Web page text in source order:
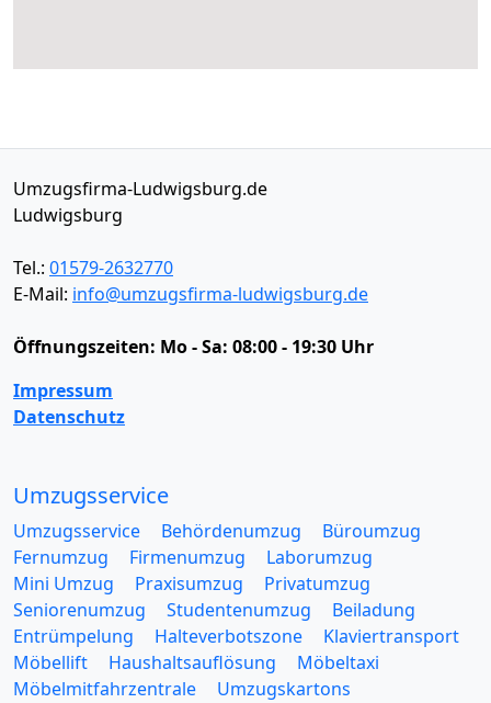
Umzugsfirma-Ludwigsburg.de
Ludwigsburg
Tel.: 01579-2632770
E-Mail: info@umzugsfirma-ludwigsburg.de
Öffnungszeiten: Mo - Sa: 08:00 - 19:30 Uhr
Impressum
Datenschutz
Umzugsservice
Umzugsservice Behördenumzug
Büroumzug
Fernumzug
Firmenumzug
Laborumzug
Mini Umzug
Praxisumzug
Privatumzug
Seniorenumzug
Studentenumzug
Beiladung
Entrümpelung
Halteverbotszone
Klaviertransport
Möbellift
Haushaltsauflösung
Möbeltaxi
Möbelmitfahrzentrale
Umzugskartons